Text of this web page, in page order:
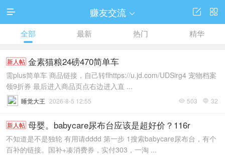
 赚友交流  

全部 最新 热门 精华
新人帖 金素猫粮24磅470简单车
需plus简单车 商品链接，自己转flhttps://u.jd.com/UDSirg4 宠物档案
领9折券 最后进入商品页点右边进入直 ...
 503  32
睡觉大王 2026-8-5 12:55
新人帖 母婴。babycare尿布台应该是超好价？116r
不知道是不是独轮 有用请dddd 第一步 1搜索babycare尿布台，有个
百补的链接。国补+凑消费券，实付303，一淘 ...